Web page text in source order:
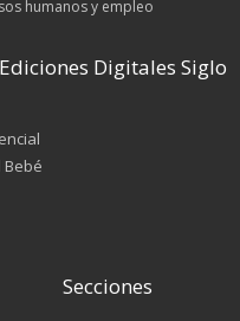
humanos y empleo
Digitales Siglo
Bebé
Secciones